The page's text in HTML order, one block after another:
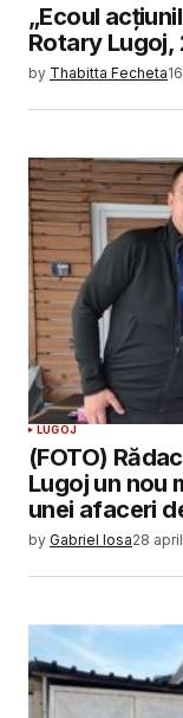
„Ecoul
Rotary Lugoj,
by Thabitta Fecheta
LUGOJ
(FOTO)
Lugoj un nou
unei afaceri
by Gabriel Iosa28